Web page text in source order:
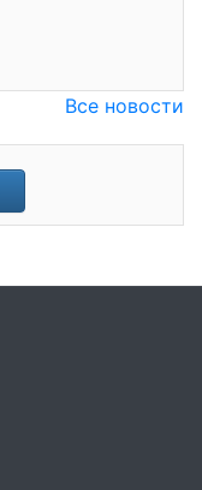
Все новости